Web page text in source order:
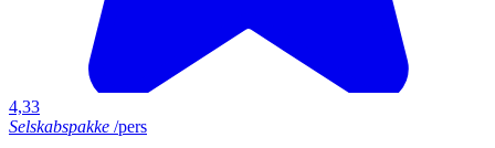
4,33
Selskabspakke /pers